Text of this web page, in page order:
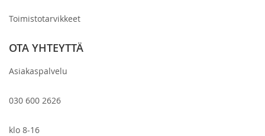
Toimistotarvikkeet
OTA YHTEYTTÄ
Asiakaspalvelu
030 600 2626
klo 8-16